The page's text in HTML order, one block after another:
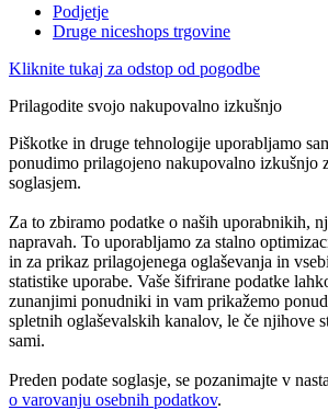
Podjetje
Druge niceshops trgovine
Kliknite tukaj za odstop od pogodbe
Prilagodite svojo nakupovalno izkušnjo
Piškotke in druge tehnologije uporabljamo
ponudimo prilagojeno nakupovalno izkušnjo
soglasjem.
Za to zbiramo podatke o naših uporabnikih,
napravah. To uporabljamo za stalno
in za prikaz prilagojenega oglaševanja in
statistike uporabe. Vaše šifrirane podatke
zunanjimi ponudniki in vam prikažemo
spletnih oglaševalskih kanalov, le če njihove
sami.
Preden podate soglasje, se pozanimajte v
o varovanju osebnih podatkov.